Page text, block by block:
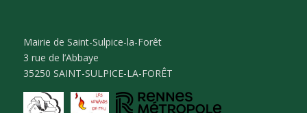
Mairie de Saint-Sulpice-la-Forêt
3 rue de l’Abbaye
35250 SAINT-SULPICE-LA-FORÊT